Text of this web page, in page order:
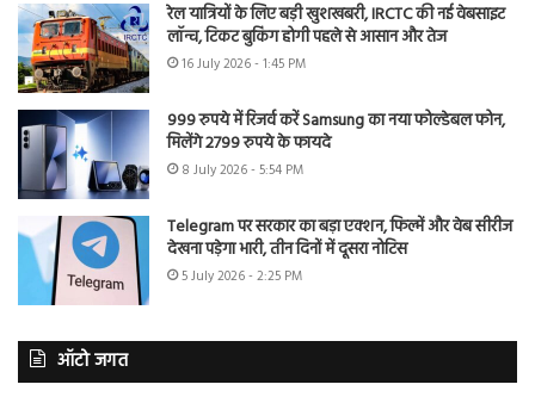
रेल यात्रियों के लिए बड़ी खुशखबरी, IRCTC की नई वेबसाइट
लॉन्च, टिकट बुकिंग होगी पहले से आसान और तेज
16 July 2026 - 1:45 PM
999 रुपये में रिजर्व करें Samsung का नया फोल्डेबल फोन,
मिलेंगे 2799 रुपये के फायदे
8 July 2026 - 5:54 PM
Telegram पर सरकार का बड़ा एक्शन, फिल्में और वेब सीरीज
देखना पड़ेगा भारी, तीन दिनों में दूसरा नोटिस
5 July 2026 - 2:25 PM
ऑटो जगत